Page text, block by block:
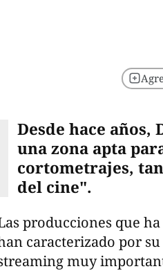
Desde hace
una zona apta
cortometrajes,
del cine".
producciones que
caracterizado por
muy